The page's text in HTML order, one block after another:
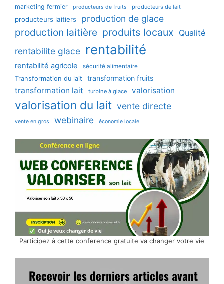
marketing fermier producteurs de fruits producteurs de lait
producteurs laitiers production de glace
production laitière produits locaux Qualité
rentabilite glace rentabilité
rentabilité agricole sécurité alimentaire
Transformation du lait transformation fruits
transformation lait turbine à glace valorisation
valorisation du lait vente directe
vente en gros webinaire économie locale
Participez à cette conference gratuite va changer votre vie